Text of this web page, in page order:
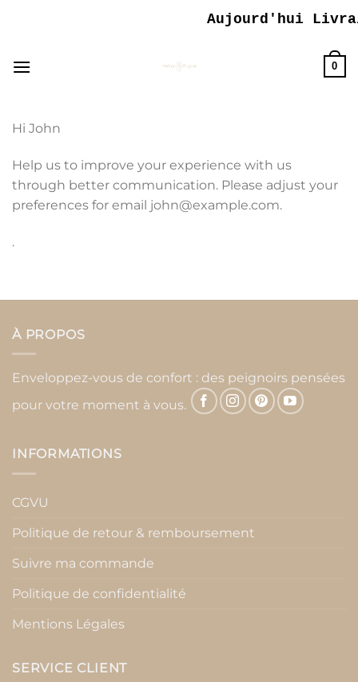
Aujourd'hui
0
Hi John
Help us to improve your experience with us
through better communication. Please adjust your
preferences for email john@example.com.
.
À PROPOS
Enveloppez-vous de confort : des peignoirs pensées
pour votre moment à vous.
INFORMATIONS
CGVU
Politique de retour & remboursement
Suivre ma commande
Politique de confidentialité
Mentions Légales
SERVICE CLIENT